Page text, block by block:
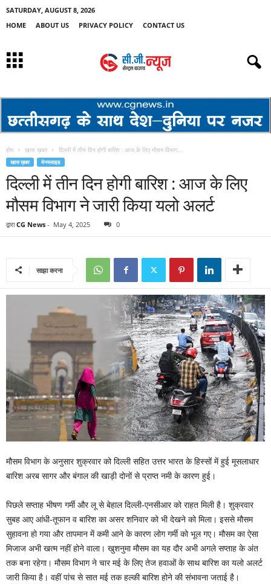
SATURDAY, AUGUST 8, 2026
HOME
ABOUT US PRIVACY POLICY CONTACT US
होम खास ख़बर दिल्ली में तीन दिन होगी बारिश : आज के लिए मौसम विभाग...
खास ख़बर मेनस्लाइड
दिल्ली में तीन दिन होगी बारिश : आज के लिए
मौसम विभाग ने जारी किया यलो अलर्ट
द्वारा CG News - May 4, 2025 0
साझा करना
मौसम विभाग के अनुसार शुक्रवार को दिल्ली सहित उत्तर भारत के हिस्सों में हुई मूसलाधार
बारिश अरब सागर और बंगाल की खाड़ी दोनों से प्राप्त नमी के कारण हुई।
पिछले सप्ताह भीषण गर्मी और लू से बेहाल दिल्ली-एनसीआर को राहत मिली है। शुक्रवार
सुबह आए आंधी-तूफान व बारिश का असर शनिवार को भी देखने को मिला। इससे मौसम
सुहावना हो गया और तापमान में कमी आने के कारण लोग गर्मी को भूल गए। मौसम का ऐसा
मिजाज अभी खत्म नहीं होने वाला। खुशनुमा मौसम का यह दौर अभी अगले सप्ताह के अंत
तक बना रहेगा। मौसम विभाग ने चार मई के लिए तेज हवाओं के साथ बारिश का यलो अलर्ट
जारी किया है। वहीं पांच से सात मई तक हल्की बारिश होने की संभावना जताई है।